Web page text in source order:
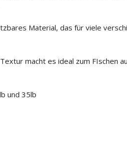
Material, das für viele
macht es ideal zum FIschen
und 35lb